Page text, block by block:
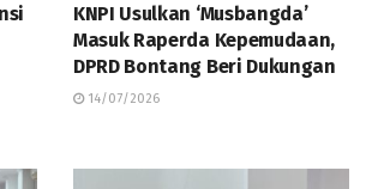
KNPI Usulkan ‘Musbangda’
Masuk Raperda Kepemudaan,
DPRD Bontang Beri Dukungan
14/07/2026